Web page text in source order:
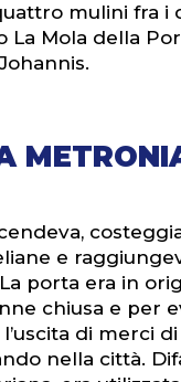
mulini fra i
La Mola della
e
porta era in
chiusa e per
l’uscita di merci di
nella città.